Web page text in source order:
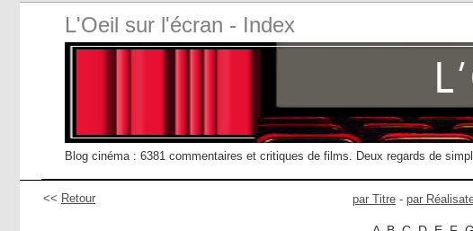
L'Oeil sur l'écran - Index
Blog cinéma : 6381 commentaires et critiques de films. Deux regards de
<< Retour par Titre - par